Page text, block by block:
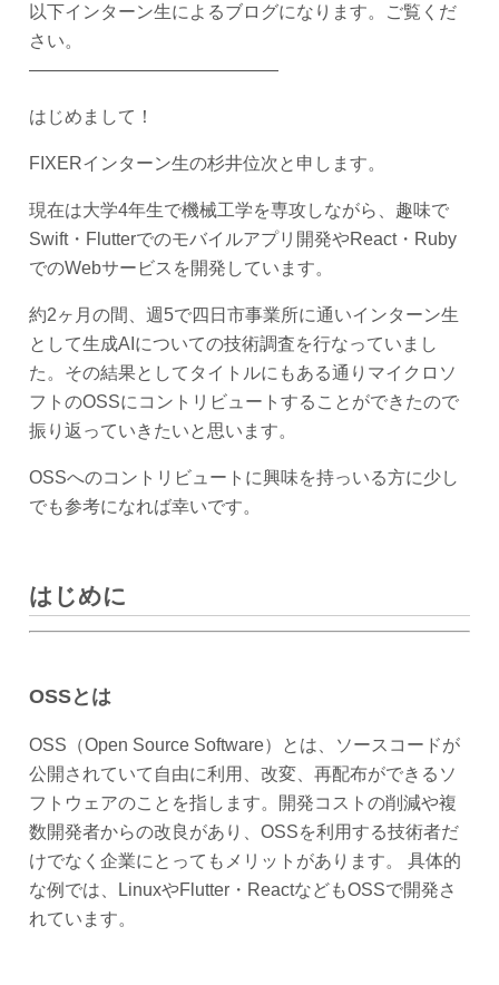
以下インターン生によるブログになります。ご覧くだ
さい。
――――――――――――――
はじめまして！
FIXERインターン生の杉井位次と申します。
現在は大学4年生で機械工学を専攻しながら、趣味で
Swift・Flutterでのモバイルアプリ開発やReact・Ruby
でのWebサービスを開発しています。
約2ヶ月の間、週5で四日市事業所に通いインターン生
として生成AIについての技術調査を行なっていまし
た。その結果としてタイトルにもある通りマイクロソ
フトのOSSにコントリビュートすることができたので
振り返っていきたいと思います。
OSSへのコントリビュートに興味を持っいる方に少し
でも参考になれば幸いです。
はじめに
OSSとは
OSS（Open Source Software）とは、ソースコードが
公開されていて自由に利用、改変、再配布ができるソ
フトウェアのことを指します。開発コストの削減や複
数開発者からの改良があり、OSSを利用する技術者だ
けでなく企業にとってもメリットがあります。 具体的
な例では、LinuxやFlutter・ReactなどもOSSで開発さ
れています。